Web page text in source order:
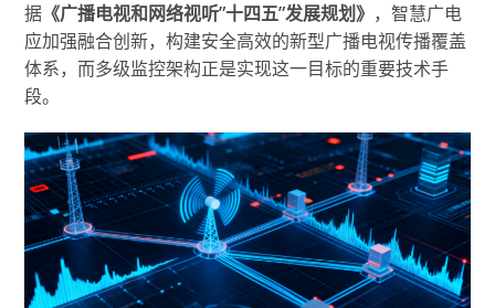
据 《广播电视和网络视听”十四五”发展规划》 ，智慧广电
应加强融合创新，构建安全高效的新型广播电视传播覆盖
体系，而多级监控架构正是实现这一目标的重要技术手
段。